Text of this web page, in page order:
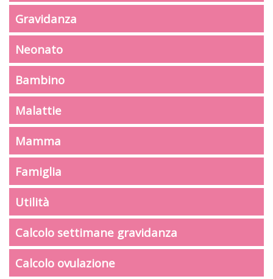
Gravidanza
Neonato
Bambino
Malattie
Mamma
Famiglia
Utilità
Calcolo settimane gravidanza
Calcolo ovulazione